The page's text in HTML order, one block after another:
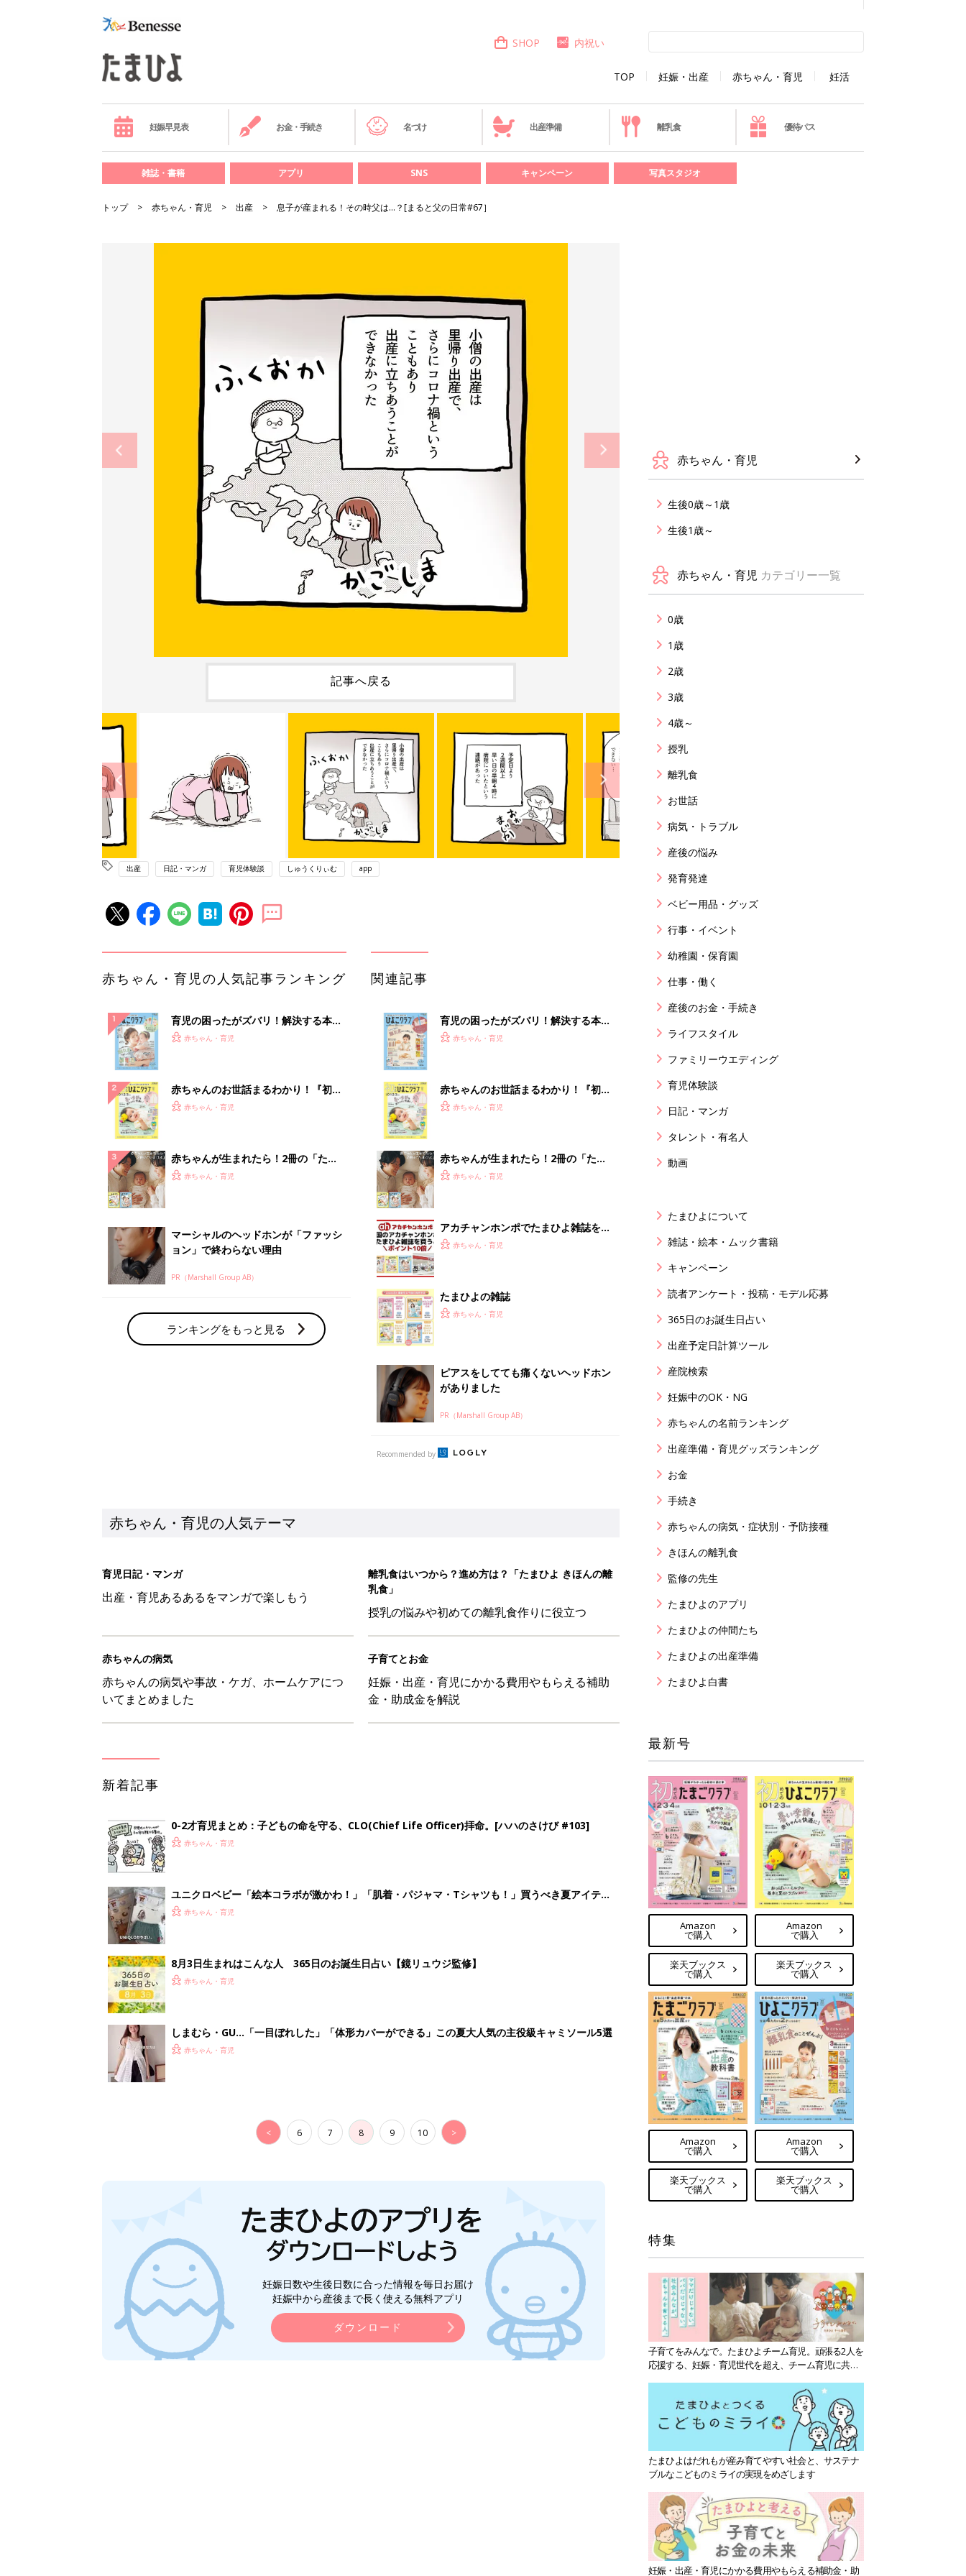
TOP 妊娠・出産 赤ちゃん・育児 妊活
SHOP 内祝い
妊娠早見表 お金・手続き 名づけ 出産準備 離乳食 優待パス
雑誌・書籍 アプリ SNS キャンペーン 写真スタジオ
トップ 赤ちゃん・育児 出産 息子が産まれる！その時父は…？[まると父の日常#67］
記事へ戻る
出産 日記・マンガ 育児体験談 しゅうくりぃむ app
赤ちゃん・育児の人気記事ランキング
育児の困ったがズバリ！解決する本
『ひよこクラブ 夏号』 4カ月～2才
赤ちゃん・育児
赤ちゃんのお世話まるわかり！『初め
てのひよこクラブ 夏号』〈巻頭大特
赤ちゃん・育児
赤ちゃんが生まれたら！2冊の「たま
ひよ」
赤ちゃん・育児
マーシャルのヘッドホンが「ファッシ
ョン」で終わらない理由
PR（Marshall Group AB）
ランキングをもっと見る
関連記事
育児の困ったがズバリ！解決する本
『ひよこクラブ 秋号』 4カ月～2才
赤ちゃん・育児
赤ちゃんのお世話まるわかり！『初め
てのひよこクラブ 夏号』〈巻頭大特
赤ちゃん・育児
赤ちゃんが生まれたら！2冊の「たま
ひよ」
赤ちゃん・育児
アカチャンホンポでたまひよ雑誌を買
うとポイント10倍【期間限定】
赤ちゃん・育児
たまひよの雑誌
赤ちゃん・育児
ピアスをしてても痛くないヘッドホン
がありました
PR（Marshall Group AB）
Recommended by
赤ちゃん・育児の人気テーマ
育児日記・マンガ
出産・育児あるあるをマンガで楽しもう
離乳食はいつから？進め方は？「たまひよ きほんの離
乳食」
授乳の悩みや初めての離乳食作りに役立つ
赤ちゃんの病気
赤ちゃんの病気や事故・ケガ、ホームケアにつ
いてまとめました
子育てとお金
妊娠・出産・育児にかかる費用やもらえる補助
金・助成金を解説
新着記事
0-2才育児まとめ：子どもの命を守る、CLO(Chief Life Officer)拝命。[ハハのさけび #103]
赤ちゃん・育児
ユニクロベビー「絵本コラボが激かわ！」「肌着・パジャマ・Tシャツも！」買うべき夏アイテム
5選赤ちゃん・育児
8月3日生まれはこんな人 365日のお誕生日占い【鏡リュウジ監修】
赤ちゃん・育児
しまむら・GU…「一目ぼれした」「体形カバーができる」この夏大人気の主役級キャミソール5選
赤ちゃん・育児
< 6 7 8 9 10 >
妊娠日数や生後日数に合った情報を毎日お届け
妊娠中から産後まで長く使える無料アプリ
ダウンロード
赤ちゃん・育児
生後0歳～1歳
生後1歳～
赤ちゃん・育児 カテゴリー一覧
0歳
1歳
2歳
3歳
4歳～
授乳
離乳食
お世話
病気・トラブル
産後の悩み
発育発達
ベビー用品・グッズ
行事・イベント
幼稚園・保育園
仕事・働く
産後のお金・手続き
ライフスタイル
ファミリーウエディング
育児体験談
日記・マンガ
タレント・有名人
動画
たまひよについて
雑誌・絵本・ムック書籍
キャンペーン
読者アンケート・投稿・モデル応募
365日のお誕生日占い
出産予定日計算ツール
産院検索
妊娠中のOK・NG
赤ちゃんの名前ランキング
出産準備・育児グッズランキング
お金
手続き
赤ちゃんの病気・症状別・予防接種
きほんの離乳食
監修の先生
たまひよのアプリ
たまひよの仲間たち
たまひよの出産準備
たまひよ白書
最新号
Amazon
で購入
楽天ブックス
で購入
Amazon
で購入
楽天ブックス
で購入
Amazon
で購入
楽天ブックス
で購入
Amazon
で購入
楽天ブックス
で購入
特集
子育てをみんなで。たまひよチーム育児。頑張る2人を
応援する、妊娠・育児世代を超え、チーム育児に共感
たまひよはだれもが産み育てやすい社会と、サステナ
ブルなこどものミライの実現をめざします
妊娠・出産・育児にかかる費用やもらえる補助金・助